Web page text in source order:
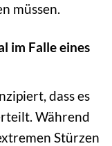
müssen.
im Falle eines
dass es
Während
Stürzen